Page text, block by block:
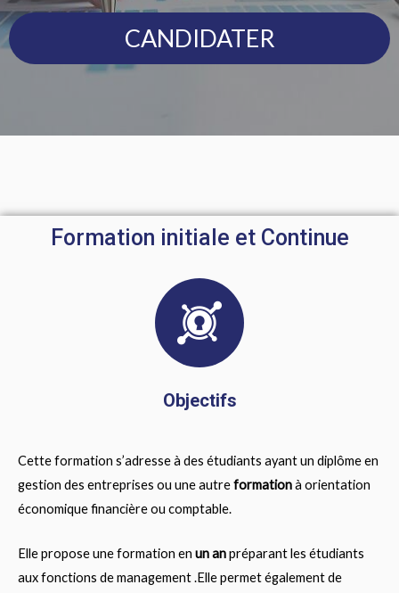
CANDIDATER
Formation initiale et Continue
Objectifs
Cette formation s’adresse à des étudiants ayant un diplôme en
gestion des entreprises ou une autreformationà orientation
économique financière ou comptable.
Elle propose une formation en un anpréparant les étudiants
aux fonctions de management .Elle permet également de